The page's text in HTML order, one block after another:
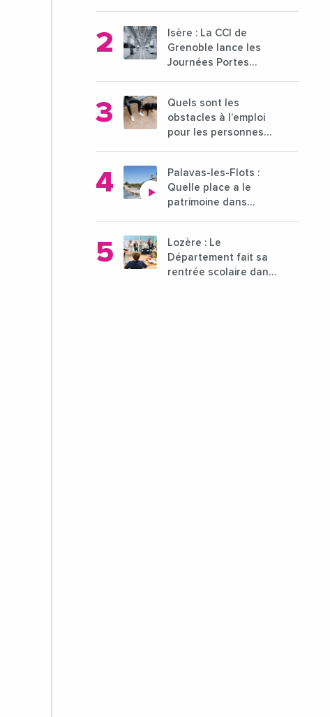
l'enseignement
supérieur
Isère : La CCI de
Grenoble lance les
Journées Portes
21 octobre 2024
Quels sont les
obstacles à l’emploi
pour les personnes
Palavas-les-Flots :
Quelle place a le
patrimoine dans
Lozère : Le
Département fait sa
rentrée scolaire dans